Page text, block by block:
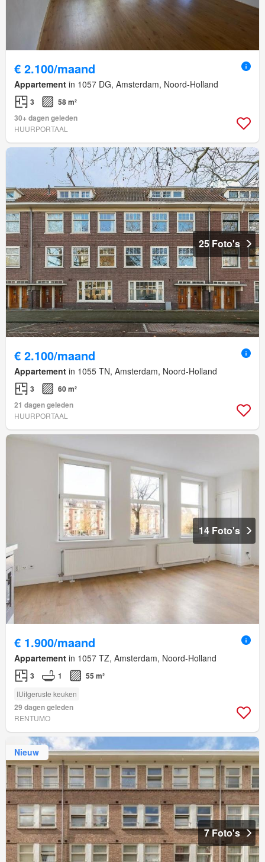
€ 2.100/maand
Appartement in 1057 DG, Amsterdam, Noord-Holland
3
58 m²
30+ dagen geleden
HUURPORTAAL
25 Foto's
€ 2.100/maand
Appartement in 1055 TN, Amsterdam, Noord-Holland
3
60 m²
21 dagen geleden
HUURPORTAAL
14 Foto's
€ 1.900/maand
Appartement in 1057 TZ, Amsterdam, Noord-Holland
3 1 55 m²
IUitgeruste keuken
29 dagen geleden
RENTUMO
Nieuw
7 Foto's